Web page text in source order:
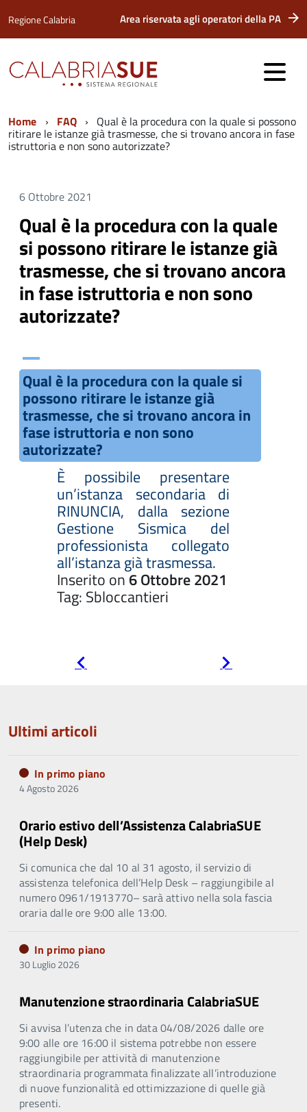
Regione Calabria Area riservata agli operatori della PA
Home FAQ Qual è la procedura con la quale si possono
ritirare le istanze già trasmesse, che si trovano ancora in fase
istruttoria e non sono autorizzate?
6 Ottobre 2021
Qual è la procedura con la quale
si possono ritirare le istanze già
trasmesse, che si trovano ancora
in fase istruttoria e non sono
autorizzate?
A
Qual è la procedura con la quale si
possono ritirare le istanze già
trasmesse, che si trovano ancora in
fase istruttoria e non sono
autorizzate?
È possibile presentare
un’istanza secondaria di
RINUNCIA, dalla sezione
Gestione Sismica del
professionista collegato
all’istanza già trasmessa.
Inserito on6 Ottobre 2021
Tag: Sbloccantieri
Ultimi articoli
In primo piano
4 Agosto 2026
Orario estivo dell’Assistenza CalabriaSUE
(Help Desk)
Si comunica che dal 10 al 31 agosto, il servizio di
assistenza telefonica dell’Help Desk – raggiungibile al
numero 0961/1913770– sarà attivo nella sola fascia
oraria dalle ore 9:00 alle 13:00.
In primo piano
30 Luglio 2026
Manutenzione straordinaria CalabriaSUE
Si avvisa l’utenza che in data 04/08/2026 dalle ore
9:00 alle ore 16:00 il sistema potrebbe non essere
raggiungibile per attività di manutenzione
straordinaria programmata finalizzate all’introduzione
di nuove funzionalità ed ottimizzazione di quelle già
presenti.